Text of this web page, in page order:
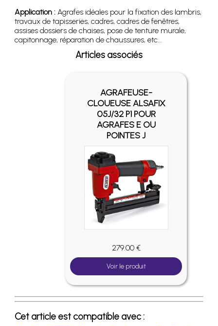
Application : Agrafes idéales pour la fixation des lambris,
travaux de tapisseries, cadres, cadres de fenêtres,
assises dossiers de chaises, pose de tenture murale,
capitonnage, réparation de chaussures, etc...
Articles associés
AGRAFEUSE-
CLOUEUSE ALSAFIX
05J/32 P1 POUR
AGRAFES E OU
POINTES J
279.00 €
Voir le produit
Cet article est compatible avec :